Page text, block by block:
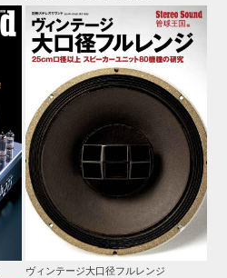
ヴィンテージ大口径フルレンジ